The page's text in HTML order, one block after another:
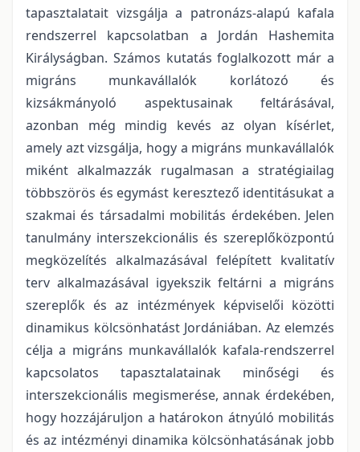
tapasztalatait vizsgálja a patronázs-alapú kafala
rendszerrel kapcsolatban a Jordán Hashemita
Királyságban. Számos kutatás foglalkozott már a
migráns munkavállalók korlátozó és
kizsákmányoló aspektusainak feltárásával,
azonban még mindig kevés az olyan kísérlet,
amely azt vizsgálja, hogy a migráns munkavállalók
miként alkalmazzák rugalmasan a stratégiailag
többszörös és egymást keresztező identitásukat a
szakmai és társadalmi mobilitás érdekében. Jelen
tanulmány interszekcionális és szereplőközpontú
megközelítés alkalmazásával felépített kvalitatív
terv alkalmazásával igyekszik feltárni a migráns
szereplők és az intézmények képviselői közötti
dinamikus kölcsönhatást Jordániában. Az elemzés
célja a migráns munkavállalók kafala-rendszerrel
kapcsolatos tapasztalatainak minőségi és
interszekcionális megismerése, annak érdekében,
hogy hozzájáruljon a határokon átnyúló mobilitás
és az intézményi dinamika kölcsönhatásának jobb